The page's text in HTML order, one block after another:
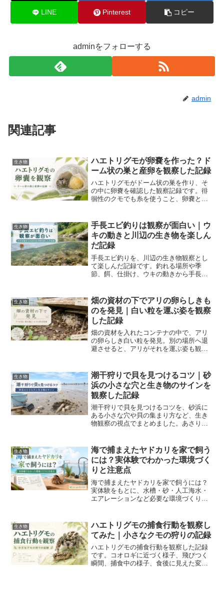
LINE Pinterest コピー
adminをフォローする
admin
関連記事
生き物
ハエトリグモが卵嚢を作った？ド
ーム状の巣と産卵を観察した記録
ハエトリグモがドーム状の巣を作り、そ
の中に卵嚢を確認した観察記録です。徘
徊性のクモでも糸を使うこと、卵嚢とは
す。
生き物
手長エビ釣りは観察が面白い｜ウ
キの動きと川辺の生き物を楽しん
だ記録
手長エビ釣りを、川辺の生き物観察とし
て楽しんだ記録です。釣れる場所や季
節、餌、仕掛け、ウキの動きから手長エ
生き物
畑の資材の下でアリの卵らしきも
のを発見｜白い粒を運ぶ姿を観察
した記録
畑の資材を入れたコンテナの中で、アリ
の卵らしき白い粒を発見。別の場所へ退
避させると、アリがそれを運ぶ姿も観察
録します。
生き物
潮干狩りで貝を見つけるコツ｜砂
浜の小さな穴と生き物のサインを
観察した記録
潮干狩りで貝を見つけるコツを、砂浜に
ある小さな穴や貝の集まり方など、生き
物観察の視点でまとめました。あさり・
点も紹介します。
生き物
海で捕まえたヤドカリを家で飼う
には？実体験でわかった環境づく
りと注意点
海で捕まえたヤドカリを家で飼うには？
実体験をもとに、水槽・砂・人工海水・
エアレーションなど必要な環境づくりと
介します。
生き物
ハエトリグモの捕食行動を観察し
てみた｜小さなクモの狩りの記録
ハエトリグモの捕食行動を観察した記録
です。コオロギに近づく様子、飛びつく
瞬間、捕食中の様子、食後に見えた変化